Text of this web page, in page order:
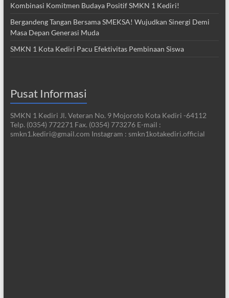
Kombinasi Komitmen Budaya Positif SMKN 1 Kediri!
Bergandeng Tangan Bersama SMEKSA! Wujudkan Sinergi Demi
Masa Depan Generasi Muda
SMKN 1 Kota Kediri Pacu Efektivitas Pembinaan Siswa
Pusat Informasi
SMKN 1 Kediri Jl. Veteran No. 9 Mojoroto Kota Kediri -64112
Telp. (0354) 772271 Fax. (0354) 773276 E-mail :
smkn1.kediri@gmail.com Instagram : smkn1kotakediri.official